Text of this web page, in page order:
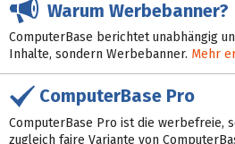
Warum Werbebanner?
ComputerBase berichtet unabhängig
Inhalte, sondern Werbebanner. Mehr
ComputerBase Pro
ComputerBase Pro ist die werbefreie,
zugleich faire Variante von